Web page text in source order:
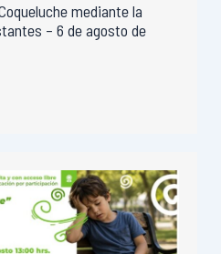
mediante la
– 6 de agosto de